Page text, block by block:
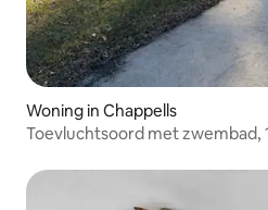
Woning in Chappells
Toevluchtsoord met zwembad,